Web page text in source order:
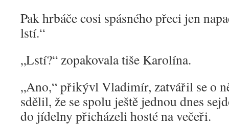
Pak hrbáče cosi spásného přeci jen
lstí.“
„Lstí?“ zopakovala tiše Karolína.
„Ano,“ přikývl Vladimír, zatvářil se o
sdělil, že se spolu ještě jednou dnes
do jídelny přicházeli hosté na večeři.